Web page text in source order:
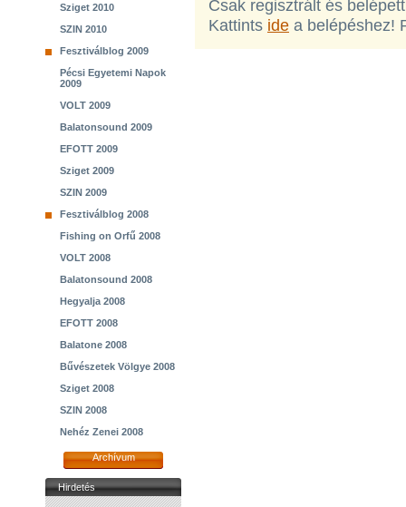
Sziget 2010
SZIN 2010
Fesztiválblog 2009
Pécsi Egyetemi Napok
2009
VOLT 2009
Balatonsound 2009
EFOTT 2009
Sziget 2009
SZIN 2009
Fesztiválblog 2008
Fishing on Orfű 2008
VOLT 2008
Balatonsound 2008
Hegyalja 2008
EFOTT 2008
Balatone 2008
Bűvészetek Völgye 2008
Sziget 2008
SZIN 2008
Nehéz Zenei 2008
Archívum
Hirdetés
Csak regisztrált és
Kattints ide a belépéshez!